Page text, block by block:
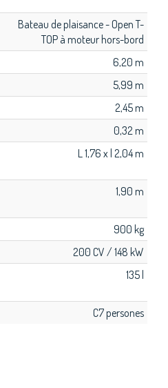
Bateau de plaisance - Open T-
TOP à moteur hors-bord
6,20 m
5,99 m
2,45 m
0,32 m
L 1,76 x l 2,04 m
1,90 m
900 kg
200 CV / 148 kW
135 l
C7 persones